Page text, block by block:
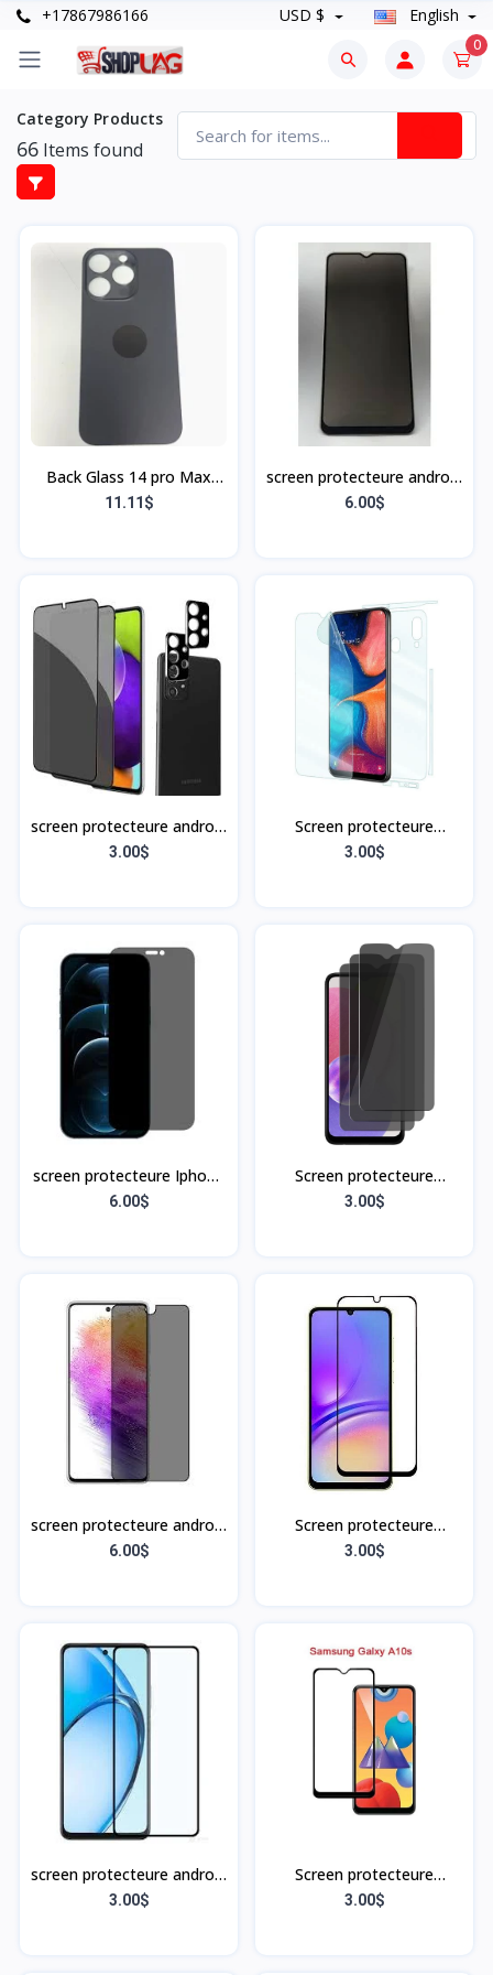
+17867986166 USD $ English
0
Category Products
66 Items found
Back Glass 14 pro Max
11.11$
screen protecteure android
A02S
6.00$
screen protecteure android
A52 5G
3.00$
Screen protecteure
Samsung A20
3.00$
screen protecteure Iphone
12/12 pro max
6.00$
Screen protecteure
Samsung A02
3.00$
screen protecteure android
73 5G
6.00$
Screen protecteure
Samsung A05
3.00$
screen protecteure android
A80
3.00$
Screen protecteure
Samsung A10s
3.00$